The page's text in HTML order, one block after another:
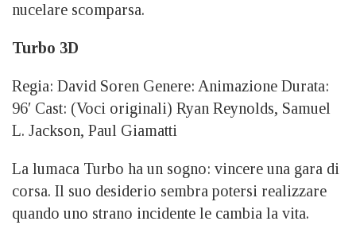
nucelare scomparsa.
Turbo 3D
Regia: David Soren Genere: Animazione Durata:
96′ Cast: (Voci originali) Ryan Reynolds, Samuel
L. Jackson, Paul Giamatti
La lumaca Turbo ha un sogno: vincere una gara di
corsa. Il suo desiderio sembra potersi realizzare
quando uno strano incidente le cambia la vita.